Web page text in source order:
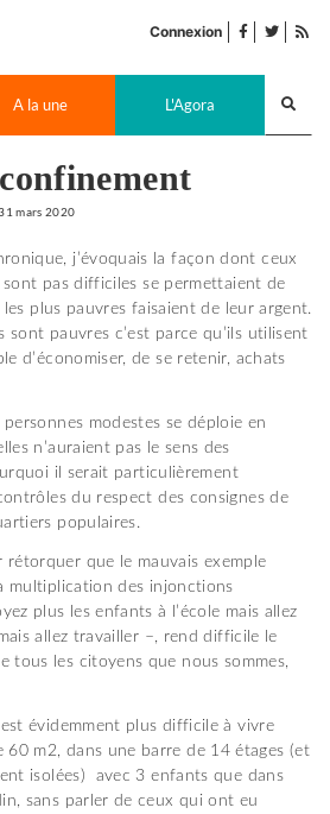
Connexion facebook
twitter
A la une L'Agora
mars 2020
j’évoquais la façon dont ceux
pas difficiles se permettaient de
plus pauvres faisaient de leur argent.
sont pauvres c’est parce qu’ils utilisent
d’économiser, de se retenir, achats
modestes se déploie en
n’auraient pas le sens des
il serait particulièrement
du respect des consignes de
populaires.
que le mauvais exemple
multiplication des injonctions
plus les enfants à l’école mais allez
allez travailler –, rend difficile le
tous les citoyens que nous sommes,
évidemment plus difficile à vivre
60 m2, dans une barre de 14 étages (et
isolées) avec 3 enfants que dans
sans parler de ceux qui ont eu